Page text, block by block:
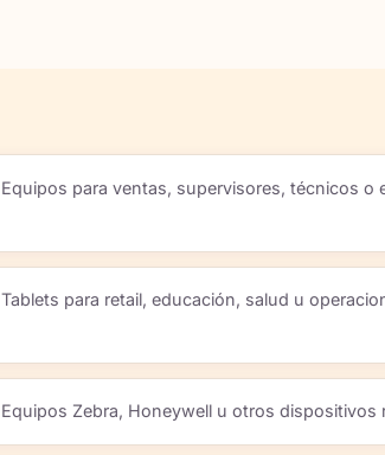
Equipos para ventas, supervisores, técnicos o
Tablets para retail, educación, salud u
Equipos Zebra, Honeywell u otros dispositivos